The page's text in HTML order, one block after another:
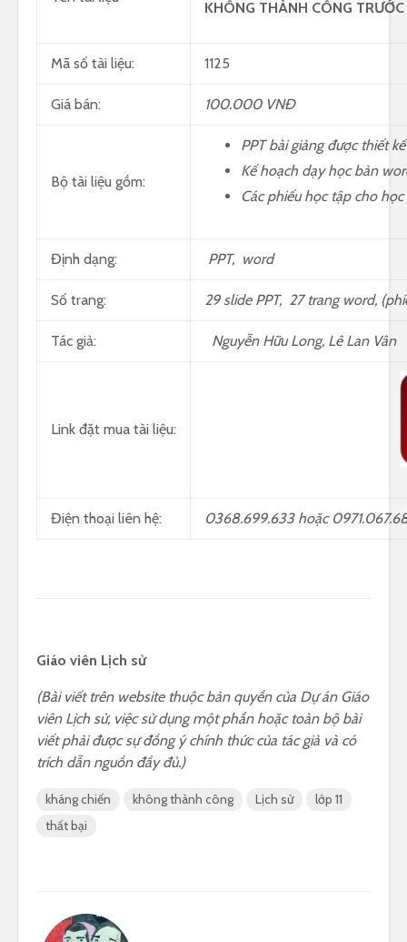
KHÔNG THÀNH CÔNG TRƯỚC
Mã số tài liệu: 1125
Giá bán: 100.000 VNĐ
Bộ tài liệu gồm:
PPT bài giảng được thiết
Kế hoạch dạy học bản
Các phiếu học tập cho học
Định dạng: PPT, word
Số trang: 29 slide PPT, 27 trang word,
Tác giả: Nguyễn Hữu Long, Lê Lan Vân
Link đặt mua tài liệu:
Điện thoại liên hệ: 0368.699.633 hoặc
Giáo viên Lịch sử
(Bài viết trên website thuộc bản quyền của Dự án Giáo
viên Lịch sử, việc sử dụng một phần hoặc toàn bộ bài
viết phải được sự đồng ý chính thức của tác giả và có
trích dẫn nguồn đầy đủ.)
kháng chiến không thành công Lịch sử
lớp 11
thất bại